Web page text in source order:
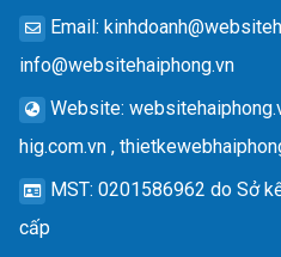
Email:
info@websitehaiphong.vn
Website:
hig.com.vn ,
MST: 0201586962 do Sở
cấp